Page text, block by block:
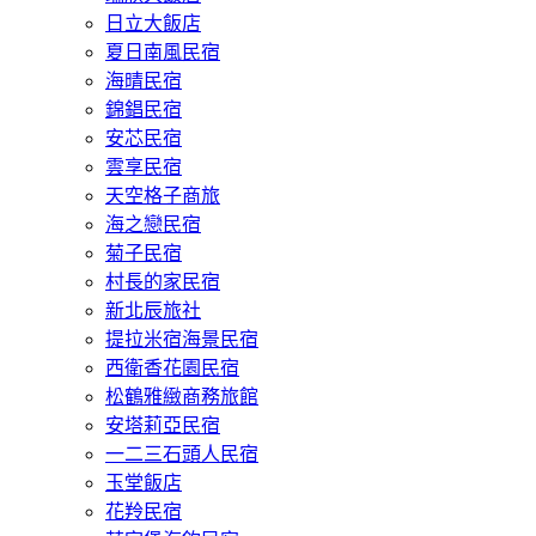
日立大飯店
夏日南風民宿
海晴民宿
錦錩民宿
安芯民宿
雲享民宿
天空格子商旅
海之戀民宿
菊子民宿
村長的家民宿
新北辰旅社
提拉米宿海景民宿
西衛香花園民宿
松鶴雅緻商務旅館
安塔莉亞民宿
一二三石頭人民宿
玉堂飯店
花羚民宿